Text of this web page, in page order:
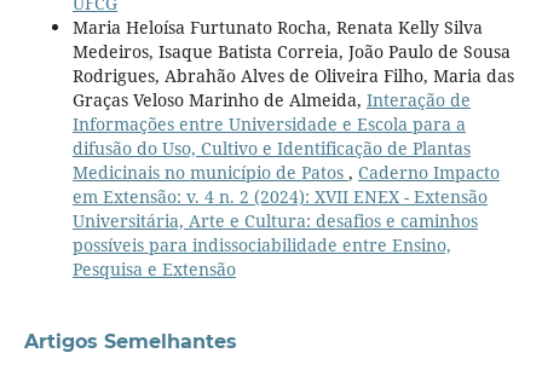
Maria Heloísa Furtunato Rocha, Renata Kelly Silva
Medeiros, Isaque Batista Correia, João Paulo de Sousa
Rodrigues, Abrahão Alves de Oliveira Filho, Maria das
Graças Veloso Marinho de Almeida, Interação de
Informações entre Universidade e Escola para a
difusão do Uso, Cultivo e Identificação de Plantas
Medicinais no município de Patos , Caderno Impacto
em Extensão: v. 4 n. 2 (2024): XVII ENEX - Extensão
Universitária, Arte e Cultura: desafios e caminhos
possíveis para indissociabilidade entre Ensino,
Pesquisa e Extensão
Artigos Semelhantes